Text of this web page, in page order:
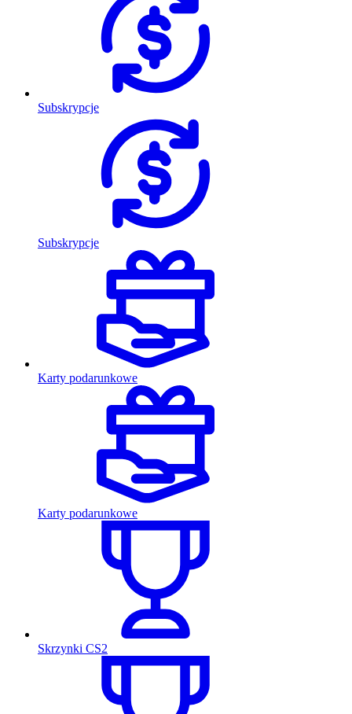
Subskrypcje
Subskrypcje
Karty podarunkowe
Karty podarunkowe
Skrzynki CS2